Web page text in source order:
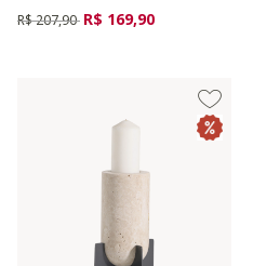
Preço reduzido de
R$ 207,90 para
R$ 169,90